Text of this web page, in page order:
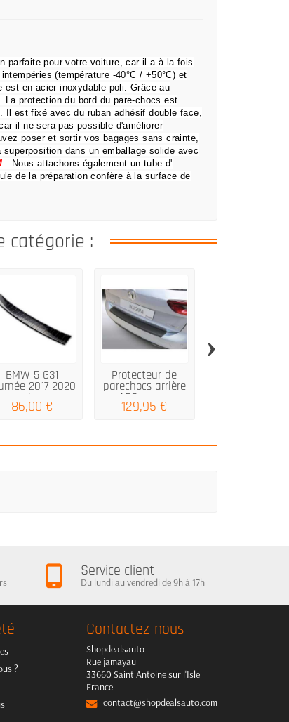
parfaite pour votre voiture, car il a à la fois
(température -40°C / +50°C) et
est en acier inoxydable poli.Grâce au
La protection du bord du pare-chocs est
Il est fixé avec du ruban adhésif double face,
il ne sera pas possible d'améliorer
poser et sortir vos bagages sans crainte,
superposition dans un emballage solide avec
. Nous attachons également un tube d'
de la préparation confère à la surface de
catégorie :
BMW 5 G31
2017 2020
acier...
86,00 €
Protecteur de
parechocs arrière
ABS pour...
129,95 €
›
Service client
Du lundi au vendredi de 9h à 17h
?
Contactez-nous
Shopdealsauto
Rue jamayau
33660 Saint Antoine sur l'Isle
France
contact@shopdealsauto.com